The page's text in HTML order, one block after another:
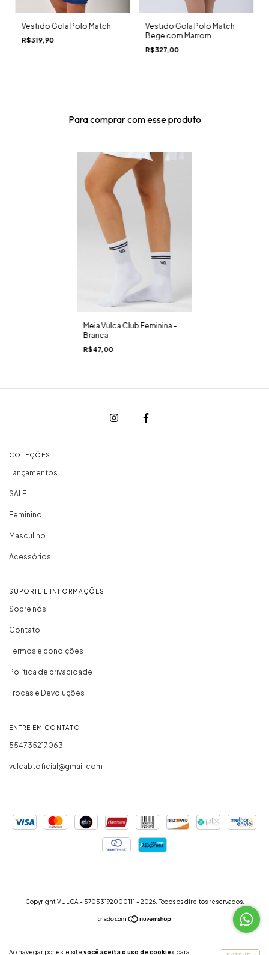
Ao navegar por este site você aceita o uso de cookies para
Vestido Gola Polo Match
R$319,90
Vestido Gola Polo Match
Bege com Marrom
R$327,00
Para comprar com esse produto
Meia Vulca Club Feminina -
Branca
R$47,00
COLEÇÕES
Lançamentos
SALE
Feminino
Masculino
Acessórios
SUPORTE E INFORMAÇÕES
Sobre nós
Contato
Termos e condições
Política de privacidade
Trocas e Devoluções
ENTRE EM CONTATO
554735217063
vulcabtoficial@gmail.com
Copyright VULCA - 57053192000111 - 2026. Todos os direitos reservados.